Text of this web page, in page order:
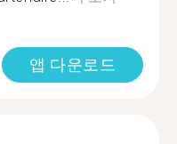
앱 다운로드